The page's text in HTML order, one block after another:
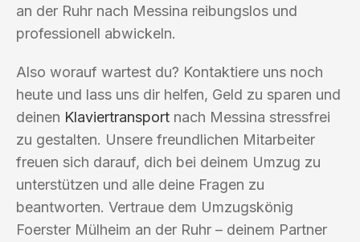
an der Ruhr nach Messina reibungslos und
professionell abwickeln.
Also worauf wartest du? Kontaktiere uns noch
heute und lass uns dir helfen, Geld zu sparen und
deinen Klaviertransport nach Messina stressfrei
zu gestalten. Unsere freundlichen Mitarbeiter
freuen sich darauf, dich bei deinem Umzug zu
unterstützen und alle deine Fragen zu
beantworten. Vertraue dem Umzugskönig
Foerster Mülheim an der Ruhr – deinem Partner